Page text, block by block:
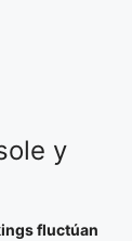
y
fluctúan